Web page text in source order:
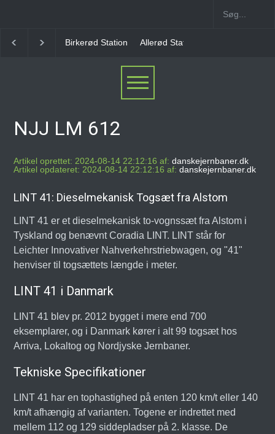
Birkerød Station Allerød Station
NJJ LM 612
Artikel oprettet: 2024-08-14 22:12:16 af: danskejernbaner.dk
Artikel opdateret: 2024-08-14 22:12:16 af: danskejernbaner.dk
LINT 41: Dieselmekanisk Togsæt fra Alstom
LINT 41 er et dieselmekanisk to-vognssæt fra Alstom i
Tyskland og benævnt Coradia LINT. LINT står for
Leichter Innovativer Nahverkehrstriebwagen, og "41"
henviser til togsættets længde i meter.
LINT 41 i Danmark
LINT 41 blev pr. 2012 bygget i mere end 700
eksemplarer, og i Danmark kører i alt 99 togsæt hos
Arriva, Lokaltog og Nordjyske Jernbaner.
Tekniske Specifikationer
LINT 41 har en tophastighed på enten 120 km/t eller 140
km/t afhængig af varianten. Togene er indrettet med
mellem 112 og 129 siddepladser på 2. klasse. De